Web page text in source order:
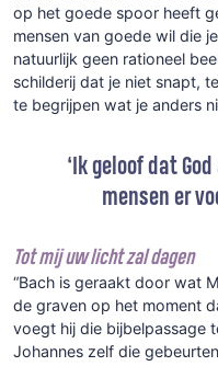
op het goede spoor heeft
mensen van goede wil die
natuurlijk geen rationeel
schilderij dat je niet snapt,
te begrijpen wat je anders
‘Ik geloof dat
mensen er
Tot mij uw licht zal dagen
“Bach is geraakt door wat
de graven op het moment
voegt hij die bijbelpassage
Johannes zelf die